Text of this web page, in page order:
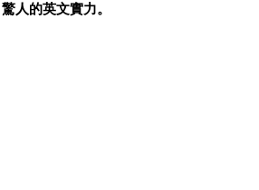
驚人的英文實力。